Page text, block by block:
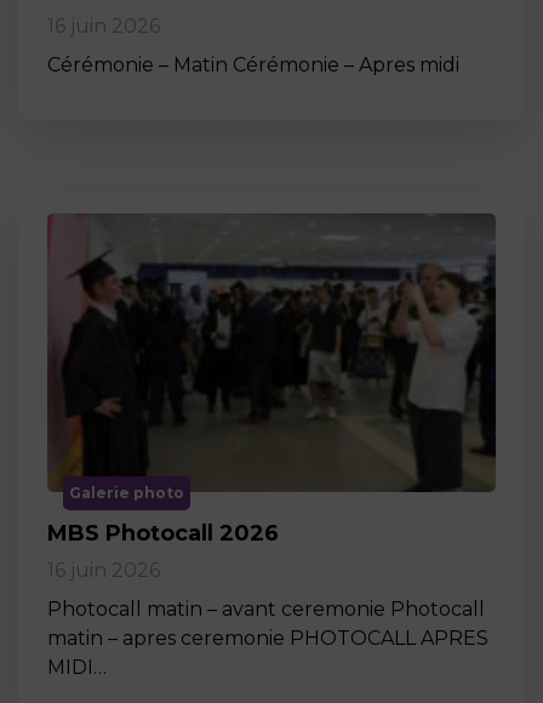
16 juin 2026
Cérémonie – Matin Cérémonie – Apres midi
Galerie photo
MBS Photocall 2026
16 juin 2026
Photocall matin – avant ceremonie Photocall
matin – apres ceremonie PHOTOCALL APRES
MIDI…